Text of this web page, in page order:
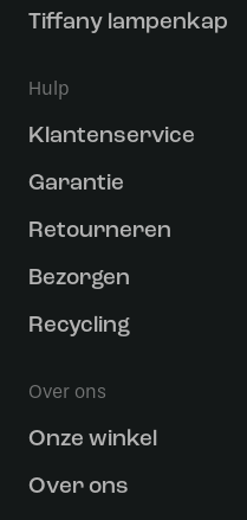
Tiffany lampenkap
Hulp
Klantenservice
Garantie
Retourneren
Bezorgen
Recycling
Over ons
Onze winkel
Over ons